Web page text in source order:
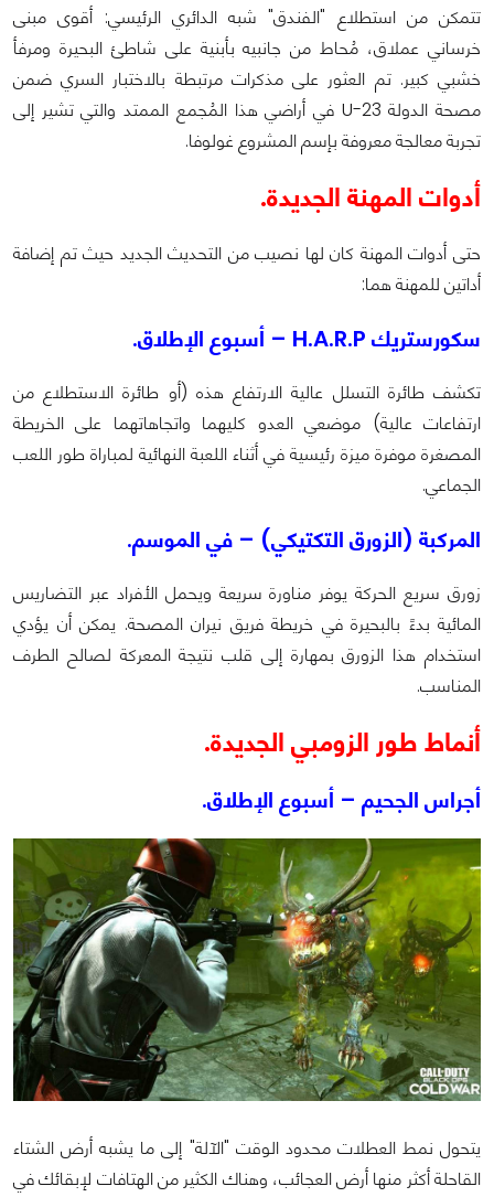
تتمكن من استطلاع "الفندق" شبه الدائري الرئيسي: أقوى مبنى
خرساني عملاق، مُحاط من جانبيه بأبنية على شاطئ البحيرة ومرفأ
خشبي كبير. تم العثور على مذكرات مرتبطة بالاختبار السري ضمن
مصحة الدولة U-23 في أراضي هذا المُجمع الممتد والتي تشير إلى
تجربة معالجة معروفة بإسم المشروع غولوفا.
أدوات المهنة الجديدة.
حتى أدوات المهنة كان لها نصيب من التحديث الجديد حيث تم إضافة
أداتين للمهنة هما:
سكورستريك H.A.R.P – أسبوع الإطلاق.
تكشف طائرة التسلل عالية الارتفاع هذه (أو طائرة الاستطلاع من
ارتفاعات عالية) موضعي العدو كليهما واتجاهاتهما على الخريطة
المصغرة موفرة ميزة رئيسية في أثناء اللعبة النهائية لمباراة طور اللعب
الجماعي.
المركبة (الزورق التكتيكي) – في الموسم.
زورق سريع الحركة يوفر مناورة سريعة ويحمل الأفراد عبر التضاريس
المائية بدءً بالبحيرة في خريطة فريق نيران المصحة. يمكن أن يؤدي
استخدام هذا الزورق بمهارة إلى قلب نتيجة المعركة لصالح الطرف
المناسب.
أنماط طور الزومبي الجديدة.
أجراس الجحيم – أسبوع الإطلاق.
يتحول نمط العطلات محدود الوقت "الآلة" إلى ما يشبه أرض الشتاء
القاحلة أكثر منها أرض العجائب، وهناك الكثير من الهتافات لإبقائك في